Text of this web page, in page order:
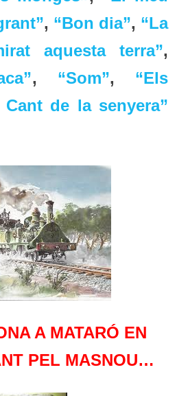
, “Bon dia”, “La
aquesta terra”,
, “Som”, “Els
Cant de la senyera”
A MATARÓ EN
PEL MASNOU…